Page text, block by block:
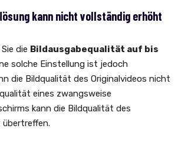
kann nicht vollständig erhöht
die Bildausgabequalität auf bis
solche Einstellung ist jedoch
die Bildqualität des Originalvideos nicht
eines zwangsweise
kann die Bildqualität des
übertreffen.